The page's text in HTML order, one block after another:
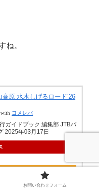
ね。
原 水木しげるロード’26
with ヨメレバ
ガイドブック 編集部 JTBパ
2025年03月17日
お問い合わせフォーム